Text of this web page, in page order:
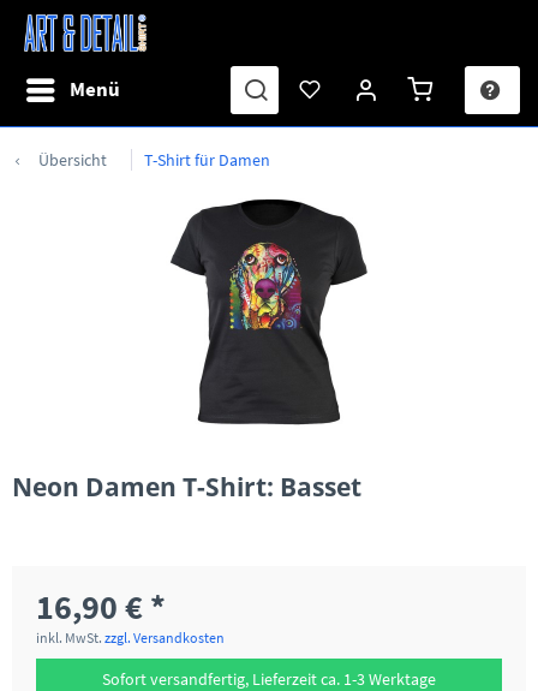
Menü
Übersicht T-Shirt für Damen
Neon Damen T-Shirt: Basset
16,90 € *
inkl. MwSt. zzgl. Versandkosten
Sofort versandfertig, Lieferzeit ca. 1-3 Werktage